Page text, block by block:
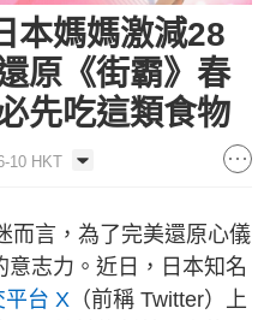
本媽媽激減28
原《街霸》春
先吃這類食物
10 HKT
而言，為了完美還原心儀
志力。近日，日本知名
平台 X （前稱 Twitter）上